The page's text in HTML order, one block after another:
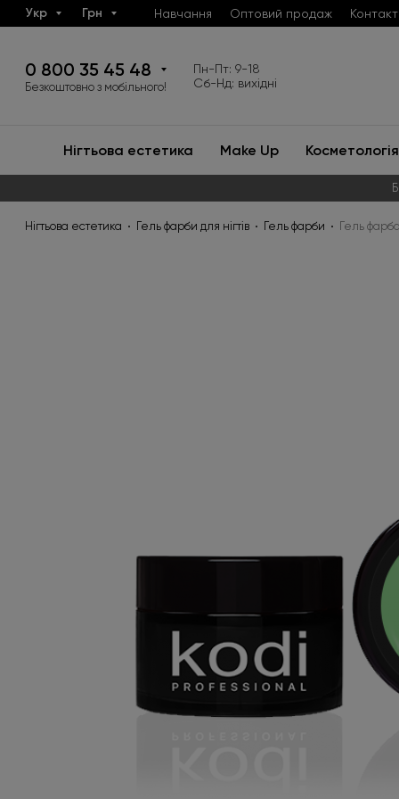
Укр Грн Навчання Оптовий продаж
0 800 35 45 48
Безкоштовно з мобільного!
Пн-Пт: 9-18
Сб-Нд: вихідні
Нігтьова естетика Make Up Косметологія
Нігтьова естетика Гель фарби для нігтів Гель фарби Гель